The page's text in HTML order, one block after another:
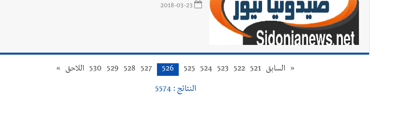
2018-03-23
« السابق 521
522
523
524
525
526
527
528
529
530 اللاحق »
النتائج : 5574